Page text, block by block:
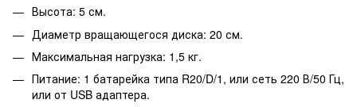
Высота: 5 см.
Диаметр вращающегося диска: 20 см.
Максимальная нагрузка: 1,5 кг.
Питание: 1 батарейка типа R20/D/1, или сеть 220 В/50 Гц,
или от USB адаптера.